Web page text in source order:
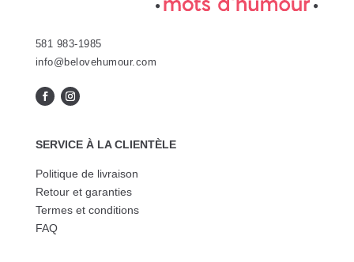
581 983-1985
info@belovehumour.com
SERVICE À LA CLIENTÈLE
Politique de livraison
Retour et garanties
Termes et conditions
FAQ